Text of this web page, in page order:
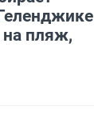
на пляж,